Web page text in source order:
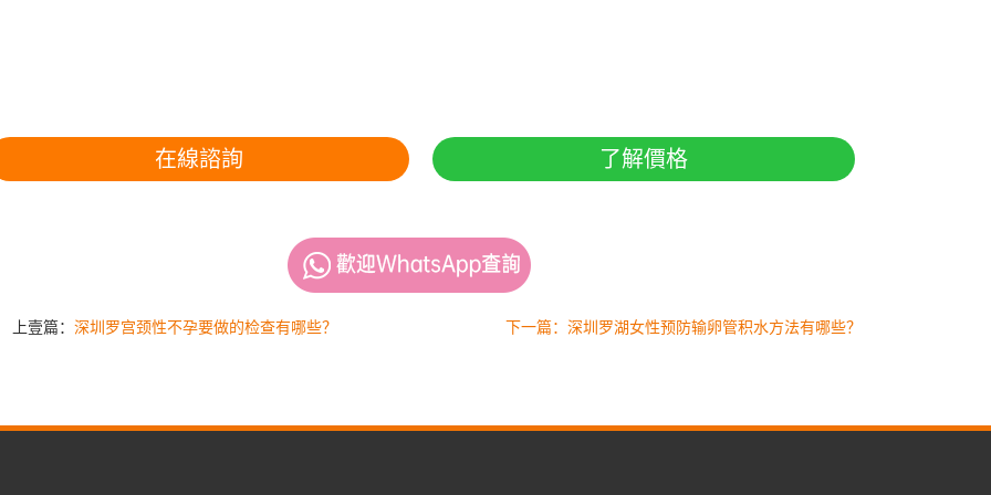
在線諮詢 了解價格
上壹篇：深圳罗宫颈性不孕要做的检查有哪些？ 下一篇：深圳罗湖女性预防输卵管积水方法有哪些？